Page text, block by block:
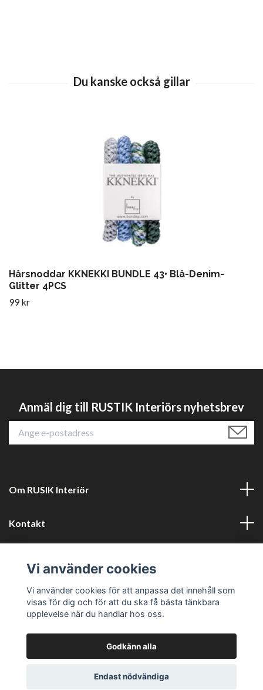
Hårsnoddar KKNEKKI BUNDLE 43• Blå-Denim-
Glitter 4PCS
99 kr
Anmäl dig till RUSTIK Interiörs nyhetsbrev
Om RUSIK Interiör
Kontakt
Sociala medier
© 2026 RUSTIK Interiör Powered by Quickbutik
Vi använder cookies
Vi använder cookies för att anpassa det innehåll som
visas för dig och för att du ska få bästa tänkbara
upplevelse när du handlar hos oss.
Godkänn alla
Endast nödvändiga